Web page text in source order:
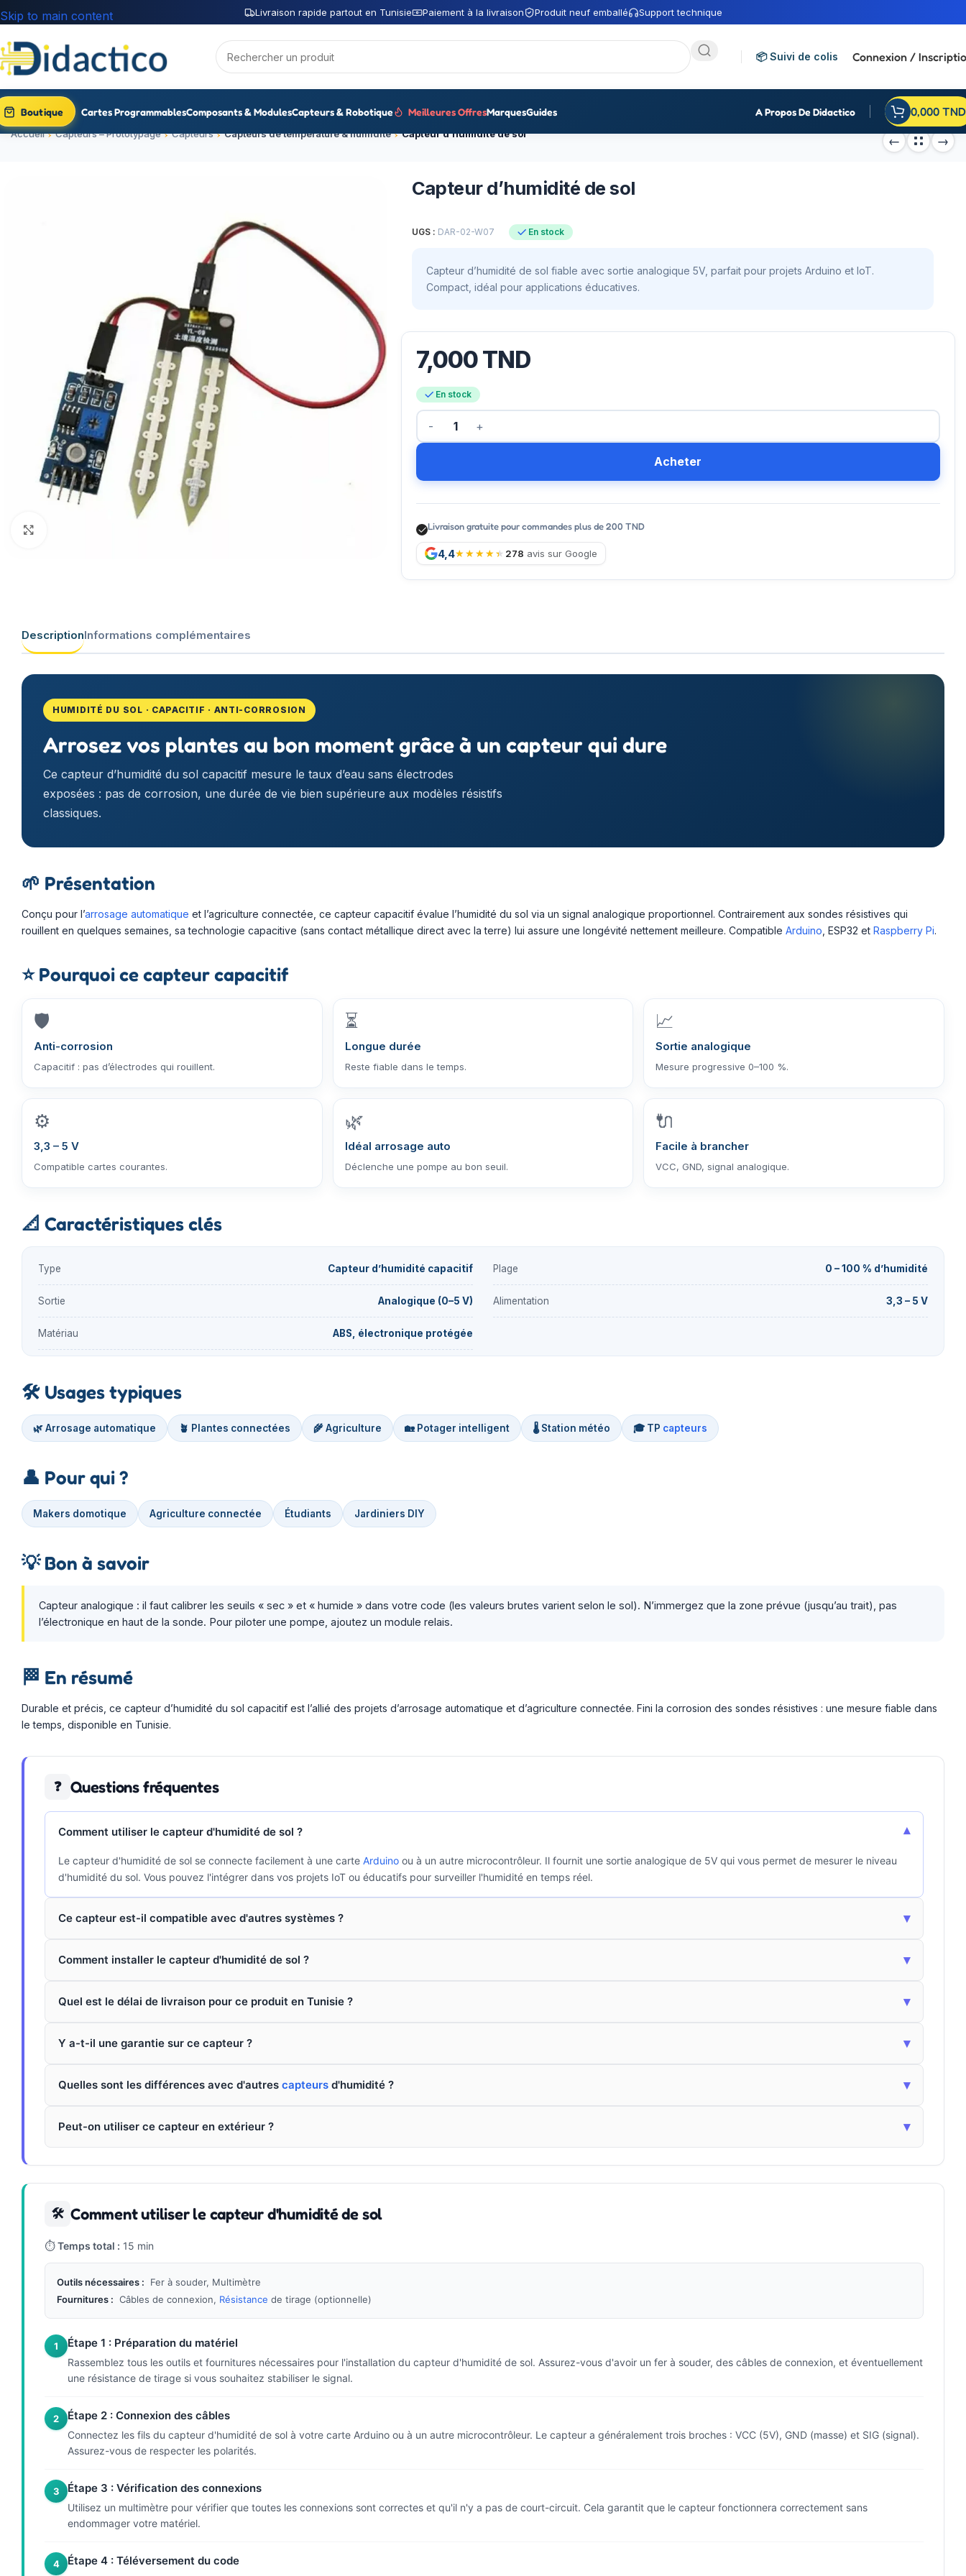
Livraison rapide partout en Tunisie Paiement à la livraison Produit neuf emballé Support technique
Skip to main content
📦 Suivi de colis Connexion /
Boutique Cartes ProgrammablesComposants & ModulesCapteurs & Robotique Meilleures OffresMarquesGuides A Propos De Didactico 0,000 TND
Accueil Capteurs – Prototypage Capteurs Capteurs de température & humidité Capteur d’humidité de sol
Capteur d’humidité de sol
UGS : DAR-02-W07 En stock
Capteur d’humidité de sol fiable avec sortie analogique 5V, parfait pour projets Arduino et IoT.
Compact, idéal pour applications éducatives.
7,000TND
En stock
Acheter
Livraison gratuite pour commandes plus de 200 TND
4,4 278 avis sur Google
DescriptionInformations complémentaires
HUMIDITÉ DU SOL · CAPACITIF · ANTI-CORROSION
Arrosez vos plantes au bon moment grâce à un capteur qui dure
Ce capteur d’humidité du sol capacitif mesure le taux d’eau sans électrodes
exposées : pas de corrosion, une durée de vie bien supérieure aux modèles résistifs
classiques.
🌱 Présentation
Conçu pour l’arrosage automatique et l’agriculture connectée, ce capteur capacitif évalue l’humidité du sol via un signal analogique proportionnel. Contrairement aux sondes résistives qui
rouillent en quelques semaines, sa technologie capacitive (sans contact métallique direct avec la terre) lui assure une longévité nettement meilleure. Compatible Arduino , ESP32 et Raspberry Pi.
⭐Pourquoi ce capteur capacitif
🛡️
Anti-corrosion
Capacitif : pas d’électrodes qui rouillent.
⏳
Longue durée
Reste fiable dans le temps.
📈
Sortie analogique
Mesure progressive 0–100 %.
⚙️
3,3 – 5 V
Compatible cartes courantes.
🌿
Idéal arrosage auto
Déclenche une pompe au bon seuil.
🔌
Facile à brancher
VCC, GND, signal analogique.
📐 Caractéristiques clés
Type Capteur d’humidité capacitif Plage 0 – 100 % d’humidité
Sortie Analogique (0–5 V) Alimentation 3,3 – 5 V
Matériau ABS, électronique protégée
🛠️ Usages typiques
🌿 Arrosage automatique 🪴 Plantes connectées 🌾 Agriculture 🏡 Potager intelligent 🌡️ Station météo 🎓 TP capteurs
👤 Pour qui ?
Makers domotique Agriculture connectée Étudiants Jardiniers DIY
💡Bon à savoir
Capteur analogique : il faut calibrer les seuils « sec » et « humide » dans votre code (les valeurs brutes varient selon le sol). N’immergez que la zone prévue (jusqu’au trait), pas
l’électronique en haut de la sonde. Pour piloter une pompe, ajoutez un module relais.
🏁 En résumé
Durable et précis, ce capteur d’humidité du sol capacitif est l’allié des projets d’arrosage automatique et d’agriculture connectée. Fini la corrosion des sondes résistives : une mesure fiable dans
le temps, disponible en Tunisie.
❓ Questions fréquentes
Comment utiliser le capteur d'humidité de sol ? ▾
Le capteur d'humidité de sol se connecte facilement à une carte Arduino ou à un autre microcontrôleur. Il fournit une sortie analogique de 5V qui vous permet de mesurer le niveau
d'humidité du sol. Vous pouvez l'intégrer dans vos projets IoT ou éducatifs pour surveiller l'humidité en temps réel.
Ce capteur est-il compatible avec d'autres systèmes ? ▾
Comment installer le capteur d'humidité de sol ? ▾
Quel est le délai de livraison pour ce produit en Tunisie ? ▾
Y a-t-il une garantie sur ce capteur ? ▾
Quelles sont les différences avec d'autres capteurs d'humidité ? ▾
Peut-on utiliser ce capteur en extérieur ? ▾
🛠 Comment utiliser le capteur d'humidité de sol
⏱Temps total : 15 min
Outils nécessaires :
Fer à souder, Multimètre
Fournitures : Câbles de connexion, Résistance de tirage (optionnelle)
1 Étape 1 : Préparation du matériel
Rassemblez tous les outils et fournitures nécessaires pour l'installation du capteur d'humidité de sol. Assurez-vous d'avoir un fer à souder, des câbles de connexion, et éventuellement
une résistance de tirage si vous souhaitez stabiliser le signal.
2 Étape 2 : Connexion des câbles
Connectez les fils du capteur d'humidité de sol à votre carte Arduino ou à un autre microcontrôleur. Le capteur a généralement trois broches : VCC (5V), GND (masse) et SIG (signal).
Assurez-vous de respecter les polarités.
3 Étape 3 : Vérification des connexions
Utilisez un multimètre pour vérifier que toutes les connexions sont correctes et qu'il n'y a pas de court-circuit. Cela garantit que le capteur fonctionnera correctement sans
endommager votre matériel.
4 Étape 4 : Téléversement du code